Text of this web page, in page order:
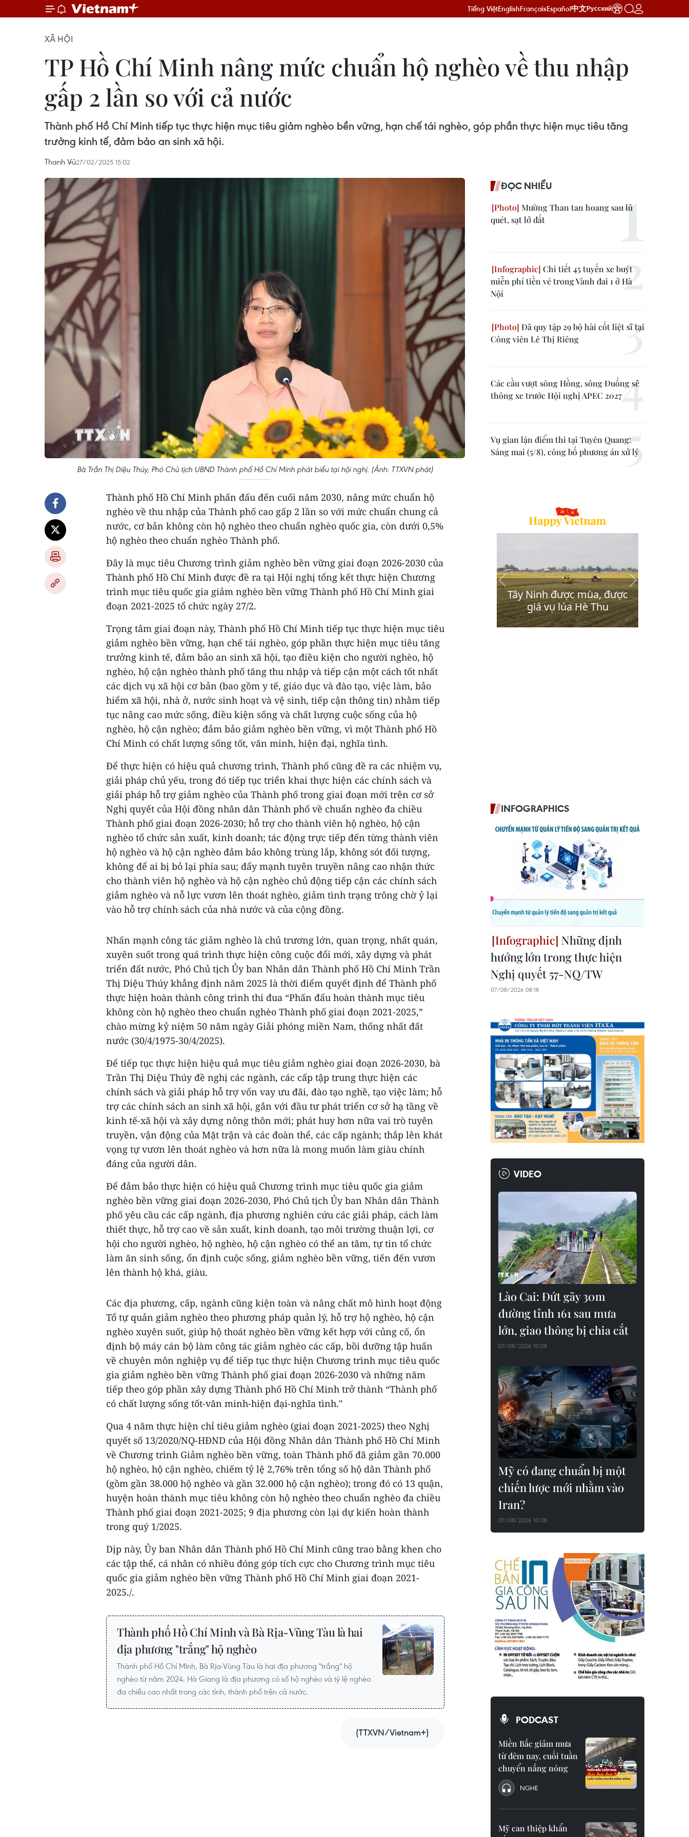
Tiếng ViệtEnglishFrançaisEspañol中文Русский
XÃ HỘI
TP Hồ Chí Minh nâng mức chuẩn hộ nghèo về thu nhập
gấp 2 lần so với cả nước
Thành phố Hồ Chí Minh tiếp tục thực hiện mục tiêu giảm nghèo bền vững, hạn chế tái nghèo, góp phần thực hiện mục tiêu tăng
trưởng kinh tế, đảm bảo an sinh xã hội.
Thanh Vũ27/02/2025 15:02
Bà Trần Thị Diệu Thúy, Phó Chủ tịch UBND Thành phố Hồ Chí Minh phát biểu tại hội nghị. (Ảnh: TTXVN phát)
Thành phố Hồ Chí Minh phấn đấu đến cuối năm 2030, nâng mức chuẩn hộ
nghèo về thu nhập của Thành phố cao gấp 2 lần so với mức chuẩn chung cả
nước, cơ bản không còn hộ nghèo theo chuẩn nghèo quốc gia, còn dưới 0,5%
hộ nghèo theo chuẩn nghèo Thành phố.
Đây là mục tiêu Chương trình giảm nghèo bền vững giai đoạn 2026-2030 của
Thành phố Hồ Chí Minh được đề ra tại Hội nghị tổng kết thực hiện Chương
trình mục tiêu quốc gia giảm nghèo bền vững Thành phố Hồ Chí Minh giai
đoạn 2021-2025 tổ chức ngày 27/2.
Trọng tâm giai đoạn này, Thành phố Hồ Chí Minh tiếp tục thực hiện mục tiêu
giảm nghèo bền vững, hạn chế tái nghèo, góp phần thực hiện mục tiêu tăng
trưởng kinh tế, đảm bảo an sinh xã hội, tạo điều kiện cho người nghèo, hộ
nghèo, hộ cận nghèo thành phố tăng thu nhập và tiếp cận một cách tốt nhất
các dịch vụ xã hội cơ bản (bao gồm y tế, giáo dục và đào tạo, việc làm, bảo
hiểm xã hội, nhà ở, nước sinh hoạt và vệ sinh, tiếp cận thông tin) nhằm tiếp
tục nâng cao mức sống, điều kiện sống và chất lượng cuộc sống của hộ
nghèo, hộ cận nghèo; đảm bảo giảm nghèo bền vững, vì một Thành phố Hồ
Chí Minh có chất lượng sống tốt, văn minh, hiện đại, nghĩa tình.
Để thực hiện có hiệu quả chương trình, Thành phố cũng đề ra các nhiệm vụ,
giải pháp chủ yếu, trong đó tiếp tục triển khai thực hiện các chính sách và
giải pháp hỗ trợ giảm nghèo của Thành phố trong giai đoạn mới trên cơ sở
Nghị quyết của Hội đồng nhân dân Thành phố về chuẩn nghèo đa chiều
Thành phố giai đoạn 2026-2030; hỗ trợ cho thành viên hộ nghèo, hộ cận
nghèo tổ chức sản xuất, kinh doanh; tác động trực tiếp đến từng thành viên
hộ nghèo và hộ cận nghèo đảm bảo không trùng lắp, không sót đối tượng,
không để ai bị bỏ lại phía sau; đẩy mạnh tuyên truyền nâng cao nhận thức
cho thành viên hộ nghèo và hộ cận nghèo chủ động tiếp cận các chính sách
giảm nghèo và nỗ lực vươn lên thoát nghèo, giảm tình trạng trông chờ ỷ lại
vào hỗ trợ chính sách của nhà nước và của cộng đồng.
Nhấn mạnh công tác giảm nghèo là chủ trương lớn, quan trọng, nhất quán,
xuyên suốt trong quá trình thực hiện công cuộc đổi mới, xây dựng và phát
triển đất nước, Phó Chủ tịch Ủy ban Nhân dân Thành phố Hồ Chí Minh Trần
Thị Diệu Thúy khẳng định năm 2025 là thời điểm quyết định để Thành phố
thực hiện hoàn thành công trình thi đua “Phấn đấu hoàn thành mục tiêu
không còn hộ nghèo theo chuẩn nghèo Thành phố giai đoạn 2021-2025,”
chào mừng kỷ niệm 50 năm ngày Giải phóng miền Nam, thống nhất đất
nước (30/4/1975-30/4/2025).
Để tiếp tục thực hiện hiệu quả mục tiêu giảm nghèo giai đoạn 2026-2030, bà
Trần Thị Diệu Thúy đề nghị các ngành, các cấp tập trung thực hiện các
chính sách và giải pháp hỗ trợ vốn vay ưu đãi, đào tạo nghề, tạo việc làm; hỗ
trợ các chính sách an sinh xã hội, gắn với đầu tư phát triển cơ sở hạ tầng về
kinh tế-xã hội và xây dựng nông thôn mới; phát huy hơn nữa vai trò tuyên
truyền, vận động của Mặt trận và các đoàn thể, các cấp ngành; thắp lên khát
vọng tự vươn lên thoát nghèo và hơn nữa là mong muốn làm giàu chính
đáng của người dân.
Để đảm bảo thực hiện có hiệu quả Chương trình mục tiêu quốc gia giảm
nghèo bền vững giai đoạn 2026-2030, Phó Chủ tịch Ủy ban Nhân dân Thành
phố yêu cầu các cấp ngành, địa phương nghiên cứu các giải pháp, cách làm
thiết thực, hỗ trợ cao về sản xuất, kinh doanh, tạo môi trường thuận lợi, cơ
hội cho người nghèo, hộ nghèo, hộ cận nghèo có thể an tâm, tự tin tổ chức
làm ăn sinh sống, ổn định cuộc sống, giảm nghèo bền vững, tiến đến vươn
lên thành hộ khá, giàu.
Các địa phương, cấp, ngành cũng kiện toàn và nâng chất mô hình hoạt động
Tổ tự quản giảm nghèo theo phương pháp quản lý, hỗ trợ hộ nghèo, hộ cận
nghèo xuyên suốt, giúp hộ thoát nghèo bền vững kết hợp với củng cố, ổn
định bộ máy cán bộ làm công tác giảm nghèo các cấp, bồi dưỡng tập huấn
về chuyên môn nghiệp vụ để tiếp tục thực hiện Chương trình mục tiêu quốc
gia giảm nghèo bền vững Thành phố giai đoạn 2026-2030 và những năm
tiếp theo góp phần xây dựng Thành phố Hồ Chí Minh trở thành “Thành phố
có chất lượng sống tốt-văn minh-hiện đại-nghĩa tình."
Qua 4 năm thực hiện chỉ tiêu giảm nghèo (giai đoạn 2021-2025) theo Nghị
quyết số 13/2020/NQ-HĐND của Hội đồng Nhân dân Thành phố Hồ Chí Minh
về Chương trình Giảm nghèo bền vững, toàn Thành phố đã giảm gần 70.000
hộ nghèo, hộ cận nghèo, chiếm tỷ lệ 2,76% trên tổng số hộ dân Thành phố
(gồm gần 38.000 hộ nghèo và gần 32.000 hộ cận nghèo); trong đó có 13 quận,
huyện hoàn thành mục tiêu không còn hộ nghèo theo chuẩn nghèo đa chiều
Thành phố giai đoạn 2021-2025; 9 địa phương còn lại dự kiến hoàn thành
trong quý 1/2025.
Dịp này, Ủy ban Nhân dân Thành phố Hồ Chí Minh cũng trao bằng khen cho
các tập thể, cá nhân có nhiều đóng góp tích cực cho Chương trình mục tiêu
quốc gia giảm nghèo bền vững Thành phố Hồ Chí Minh giai đoạn 2021-
2025./.
Thành phố Hồ Chí Minh và Bà Rịa-Vũng Tàu là hai
địa phương "trắng" hộ nghèo
Thành phố Hồ Chí Minh, Bà Rịa-Vũng Tàu là hai địa phương "trắng" hộ
nghèo từ năm 2024. Hà Giang là địa phương có số hộ nghèo và tỷ lệ nghèo
đa chiều cao nhất trong các tỉnh, thành phố trên cả nước.
(TTXVN/Vietnam+)
ĐỌC NHIỀU
Mường Than tan hoang sau lũ
quét, sạt lở đất
Chi tiết 45 tuyến xe buýt
miễn phí tiền vé trong Vành đai 1 ở Hà
Nội
Đã quy tập 29 bộ hài cốt liệt sĩ tại
Công viên Lê Thị Riêng
Các cầu vượt sông Hồng, sông Đuống sẽ
thông xe trước Hội nghị APEC 2027
Vụ gian lận điểm thi tại Tuyên Quang:
Sáng mai (5/8), công bố phương án xử lý
INFOGRAPHICS
Những định
hướng lớn trong thực hiện
Nghị quyết 57-NQ/TW
07/08/2026 08:18
VIDEO
Lào Cai: Đứt gãy 30m
đường tỉnh 161 sau mưa
lớn, giao thông bị chia cắt
07/08/2026 10:08
Mỹ có đang chuẩn bị một
chiến lược mới nhằm vào
Iran?
07/08/2026 10:08
PODCAST
Miền Bắc giảm mưa
từ đêm nay, cuối tuần
chuyển nắng nóng
NGHE
Mỹ can thiệp khẩn